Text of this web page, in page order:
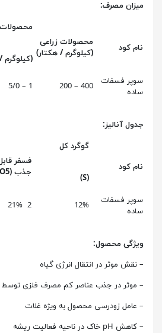
میزان مصرف:
نام کود
محصولات زراعی
(کیلوگرم / هکتار)
سوپر فسفات
ساده
400 – 200
1 – 5/0
جدول آنالیز:
نام کود
گوگرد کل
(S)
فسفر
جذب (P2O5)
سوپر فسفات
ساده
12%
2 21%
ویژگی محصول:
– نقش موثر در انتقال انرژی گیاه
– موثر در جذب عناصر کم مصرف فلزی
– عامل زودرسی محصول به ویژه غلات
– کاهش pH خاک در ناحیه فعالیت ریشه